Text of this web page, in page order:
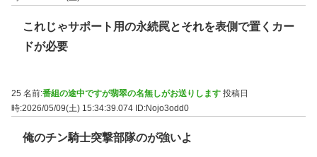
これじゃサポート用の永続罠とそれを表側で置くカー
ドが必要
25 名前:番組の途中ですが翡翠の名無しがお送りします 投稿日
時:2026/05/09(土) 15:34:39.074 ID:Nojo3odd0
俺のチン騎士突撃部隊のが強いよ